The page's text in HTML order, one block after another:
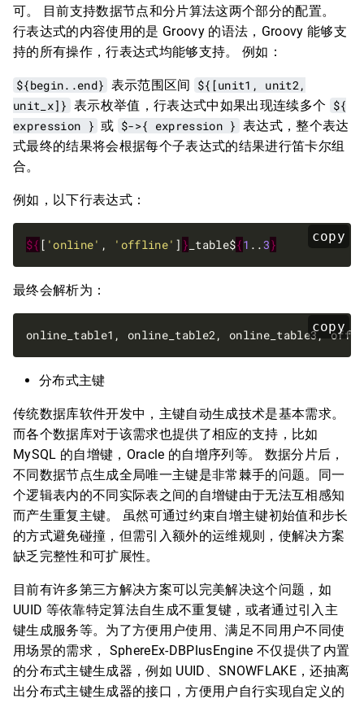
可。 目前支持数据节点和分片算法这两个部分的配置。
行表达式的内容使用的是 Groovy 的语法，Groovy 能够支
持的所有操作，行表达式均能够支持。 例如：
${begin..end} 表示范围区间 ${[unit1, unit2,
unit_x]} 表示枚举值，行表达式中如果出现连续多个 ${
expression } 或 $->{ expression } 表达式，整个表达
式最终的结果将会根据每个子表达式的结果进行笛卡尔组
合。
例如，以下行表达式：
copy
${ [ 'online' , 'offline' ] } _table${1 ..3}
最终会解析为：
copy
分布式主键
传统数据库软件开发中，主键自动生成技术是基本需求。
而各个数据库对于该需求也提供了相应的支持，比如
MySQL 的自增键，Oracle 的自增序列等。 数据分片后，
不同数据节点生成全局唯一主键是非常棘手的问题。同一
个逻辑表内的不同实际表之间的自增键由于无法互相感知
而产生重复主键。 虽然可通过约束自增主键初始值和步长
的方式避免碰撞，但需引入额外的运维规则，使解决方案
缺乏完整性和可扩展性。
目前有许多第三方解决方案可以完美解决这个问题，如
UUID 等依靠特定算法自生成不重复键，或者通过引入主
键生成服务等。为了方便用户使用、满足不同用户不同使
用场景的需求， SphereEx-DBPlusEngine 不仅提供了内置
的分布式主键生成器，例如 UUID、SNOWFLAKE，还抽离
出分布式主键生成器的接口，方便用户自行实现自定义的